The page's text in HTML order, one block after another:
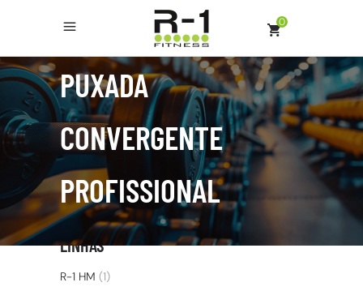
0
PUXADA
CONVERGENTE
PROFISSIONAL
LINHAS
R-1 HM (1)